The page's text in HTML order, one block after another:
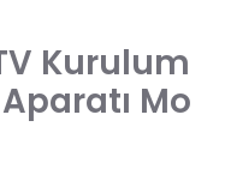
V Kurulum
Aparatı Mo